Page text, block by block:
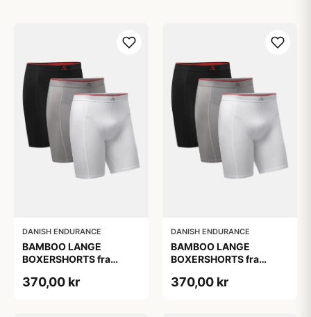
DANISH ENDURANCE
BAMBOO LANGE
BOXERSHORTS fra
Sort/Rød | Grå | Hvid 3-
370,00 kr
DANISH ENDURANCE
BAMBOO LANGE
BOXERSHORTS fra
Sort/Rød | Grå | Hvid 3-
370,00 kr